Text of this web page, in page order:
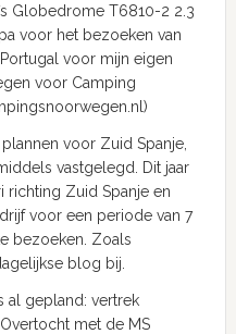
Globedrome T6810-2 2.3
voor het bezoeken van
voor mijn eigen
voor Camping
voor Zuid Spanje,
vastgelegd. Dit jaar
richting Zuid Spanje en
voor een periode van 7
bezoeken. Zoals
blog bij.
al gepland: vertrek
met de MS